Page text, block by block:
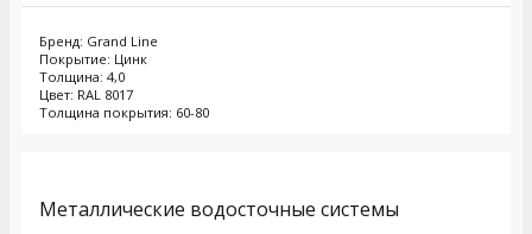
Бренд: Grand Line
Покрытие: Цинк
Толщина: 4,0
Цвет: RAL 8017
Толщина покрытия: 60-80
Металлические водосточные системы